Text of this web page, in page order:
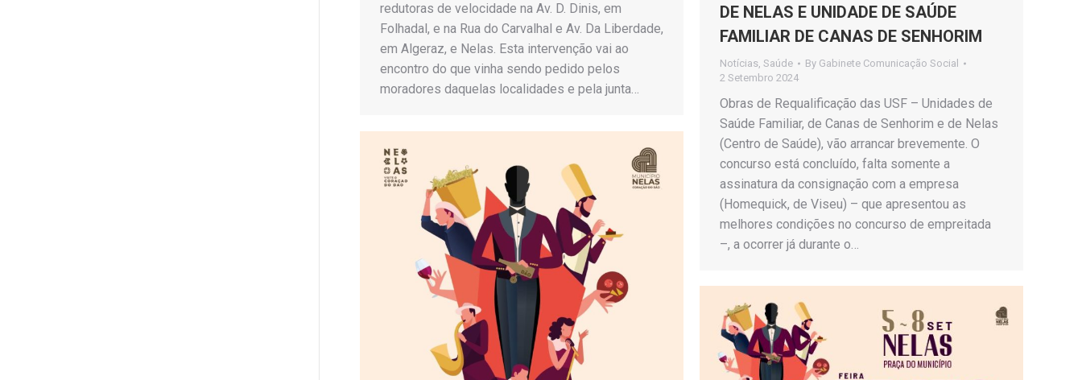
redutoras de velocidade na Av. D. Dinis, em
Folhadal, e na Rua do Carvalhal e Av. Da Liberdade,
em Algeraz, e Nelas. Esta intervenção vai ao
encontro do que vinha sendo pedido pelos
moradores daquelas localidades e pela junta…
DE NELAS E UNIDADE DE SAÚDE
FAMILIAR DE CANAS DE SENHORIM
Notícias Saúde By Gabinete Comunicação Social
2 Setembro 2024
Obras de Requalificação das USF – Unidades de
Saúde Familiar, de Canas de Senhorim e de Nelas
(Centro de Saúde), vão arrancar brevemente. O
concurso está concluído, falta somente a
assinatura da consignação com a empresa
(Homequick, de Viseu) – que apresentou as
melhores condições no concurso de empreitada
–, a ocorrer já durante o…